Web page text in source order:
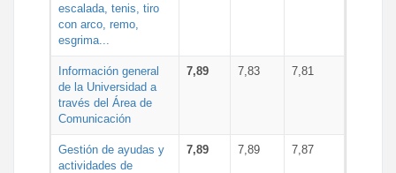
escalada, tenis, tiro
con arco, remo,
esgrima...
Información general
de la Universidad a
través del Área de
Comunicación
7,89 7,83 7,81
Gestión de ayudas y
actividades de
7,89 7,89 7,87